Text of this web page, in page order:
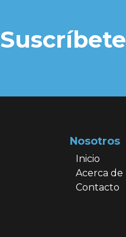
Suscríbete
Nosotros
Inicio
Acerca de
Contacto